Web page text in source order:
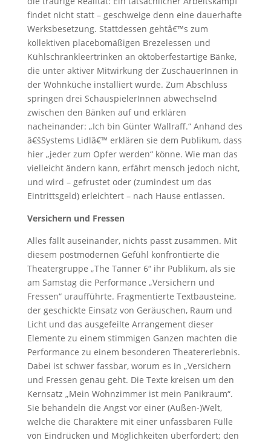
findet nicht statt – geschweige denn eine dauerhafte
Werksbesetzung. Stattdessen gehtâ€™s zum
kollektiven placebomäßigen Brezelessen und
Kühlschrankleertrinken an oktoberfestartige Bänke,
die unter aktiver Mitwirkung der ZuschauerInnen in
der Wohnküche installiert wurde. Zum Abschluss
springen drei SchauspielerInnen abwechselnd
zwischen den Bänken auf und erklären
nacheinander: „Ich bin Günter Wallraff.“ Anhand des
â€šSystems Lidlâ€™ erklären sie dem Publikum, dass
hier „jeder zum Opfer werden“ könne. Wie man das
vielleicht ändern kann, erfährt mensch jedoch nicht,
und wird – gefrustet oder (zumindest um das
Eintrittsgeld) erleichtert – nach Hause entlassen.
Versichern und Fressen
Alles fällt auseinander, nichts passt zusammen. Mit
diesem postmodernen Gefühl konfrontierte die
Theatergruppe „The Tanner 6“ ihr Publikum, als sie
am Samstag die Performance „Versichern und
Fressen“ uraufführte. Fragmentierte Textbausteine,
der geschickte Einsatz von Geräuschen, Raum und
Licht und das ausgefeilte Arrangement dieser
Elemente zu einem stimmigen Ganzen machten die
Performance zu einem besonderen Theatererlebnis.
Dabei ist schwer fassbar, worum es in „Versichern
und Fressen genau geht. Die Texte kreisen um den
Kernsatz „Mein Wohnzimmer ist mein Panikraum“.
Sie behandeln die Angst vor einer (Außen-)Welt,
welche die Charaktere mit einer unfassbaren Fülle
von Eindrücken und Möglichkeiten überfordert; den